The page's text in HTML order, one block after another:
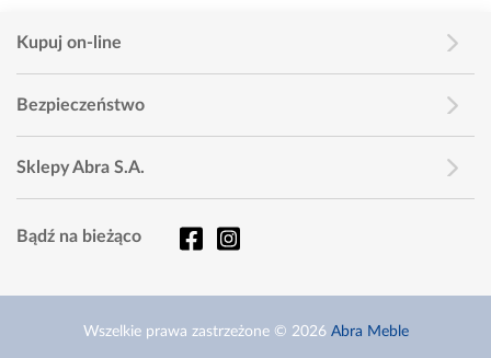
Kupuj on-line
Bezpieczeństwo
Sklepy Abra S.A.
Bądź na bieżąco
Wszelkie prawa zastrzeżone © 2026 Abra Meble